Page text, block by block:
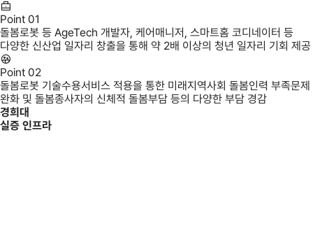
Point 01
돌봄로봇 등 AgeTech 개발자, 케어매니저, 스마트홈 코디네이터 등
다양한 신산업 일자리 창출을 통해 약 2배 이상의 청년 일자리 기회 제공
Point 02
돌봄로봇 기술수용서비스 적용을 통한 미래지역사회 돌봄인력 부족문제
완화 및 돌봄종사자의 신체적 돌봄부담 등의 다양한 부담 경감
경희대
실증 인프라